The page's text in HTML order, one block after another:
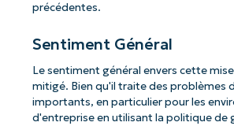
précédentes.
Sentiment Général
Le sentiment général envers cette
mitigé. Bien qu'il traite des problèmes
importants, en particulier pour les
d'entreprise en utilisant la politique de